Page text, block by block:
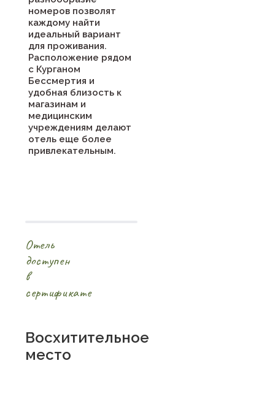
номеров позволят
каждому найти
идеальный вариант
для проживания.
Расположение рядом
с Курганом
Бессмертия и
удобная близость к
магазинам и
медицинским
учреждениям делают
отель еще более
привлекательным.
Отель
доступен
в
сертификате
Восхитительное
место